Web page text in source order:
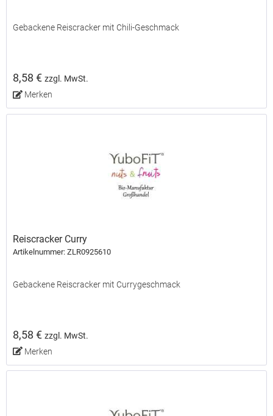
Gebackene Reiscracker mit Chili-Geschmack
8,58 €zzgl. MwSt.
Merken
Reiscracker Curry
Artikelnummer: ZLR0925610
Gebackene Reiscracker mit Currygeschmack
8,58 €zzgl. MwSt.
Merken